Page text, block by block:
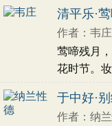
抱负
妇女
怀才不遇
纪游
闺情
清平乐·
作者：韦庄
莺啼残月
花时节。
于中好·
作者：纳